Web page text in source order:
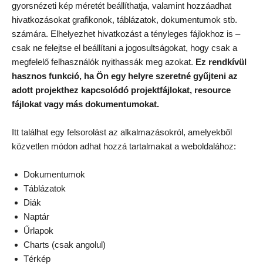
gyorsnézeti kép méretét beállíthatja, valamint hozzáadhat
hivatkozásokat grafikonok, táblázatok, dokumentumok stb.
számára. Elhelyezhet hivatkozást a tényleges fájlokhoz is –
csak ne felejtse el beállítani a jogosultságokat, hogy csak a
megfelelő felhasználók nyithassák meg azokat. Ez rendkívül
hasznos funkció, ha Ön egy helyre szeretné gyűjteni az
adott projekthez kapcsolódó projektfájlokat, resource
fájlokat vagy más dokumentumokat.
Itt találhat egy felsorolást az alkalmazásokról, amelyekből
közvetlen módon adhat hozzá tartalmakat a weboldalához:
Dokumentumok
Táblázatok
Diák
Naptár
Űrlapok
Charts (csak angolul)
Térkép